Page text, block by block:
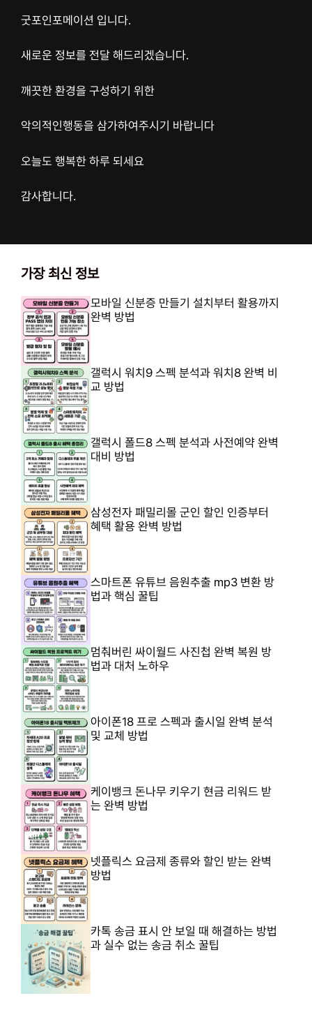
굿포인포메이션 입니다.
새로운 정보를 전달 해드리겠습니다.
깨끗한 환경을 구성하기 위한
악의적인행동을 삼가하여주시기 바랍니다
오늘도 행복한 하루 되세요
감사합니다.
가장 최신 정보
모바일 신분증 만들기 설치부터 활용까지
완벽 방법
갤럭시 워치9 스펙 분석과 워치8 완벽 비
교 방법
갤럭시 폴드8 스펙 분석과 사전예약 완벽
대비 방법
삼성전자 패밀리몰 군인 할인 인증부터
혜택 활용 완벽 방법
스마트폰 유튜브 음원추출 mp3 변환 방
법과 핵심 꿀팁
멈춰버린 싸이월드 사진첩 완벽 복원 방
법과 대처 노하우
아이폰18 프로 스펙과 출시일 완벽 분석
및 교체 방법
케이뱅크 돈나무 키우기 현금 리워드 받
는 완벽 방법
넷플릭스 요금제 종류와 할인 받는 완벽
방법
카톡 송금 표시 안 보일 때 해결하는 방법
과 실수 없는 송금 취소 꿀팁